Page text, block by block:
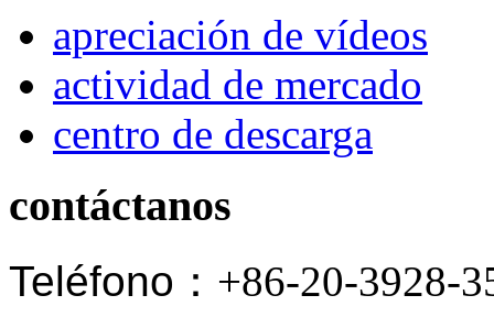
apreciación de vídeos
actividad de mercado
centro de descarga
contáctanos
Teléfono ：+86-20-3928-